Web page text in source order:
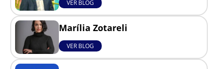
VER BLOG
Marília Zotareli
VER BLOG